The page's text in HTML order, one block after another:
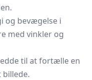
og bevægelse i
med vinkler og
til at fortælle en